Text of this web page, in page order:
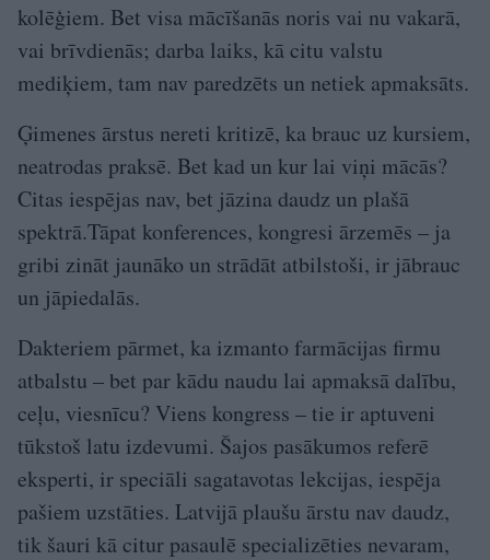
kolēģiem. Bet visa mācīšanās noris vai nu vakarā,
vai brīvdienās; darba laiks, kā citu valstu
mediķiem, tam nav paredzēts un netiek apmaksāts.
Ģimenes ārstus nereti kritizē, ka brauc uz kursiem,
neatrodas praksē. Bet kad un kur lai viņi mācās?
Citas iespējas nav, bet jāzina daudz un plašā
spektrā.Tāpat konferences, kongresi ārzemēs – ja
gribi zināt jaunāko un strādāt atbilstoši, ir jābrauc
un jāpiedalās.
Dakteriem pārmet, ka izmanto farmācijas firmu
atbalstu – bet par kādu naudu lai apmaksā dalību,
ceļu, viesnīcu? Viens kongress – tie ir aptuveni
tūkstoš latu izdevumi. Šajos pasākumos referē
eksperti, ir speciāli sagatavotas lekcijas, iespēja
pašiem uzstāties. Latvijā plaušu ārstu nav daudz,
tik šauri kā citur pasaulē specializēties nevaram,